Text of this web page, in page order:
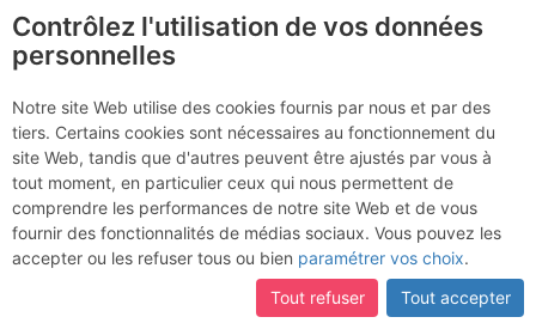
Patrick dans L1 cool
Activités
Date/heure
20 oct. 2012 10:13
Contributeur
sandrine-tetard
individuel (CC by-nc-nd)
NIKON COOLPIX L20
Contrôlez l'utilisation de vos données
personnelles
Notre site Web utilise des cookies fournis par nous et par des
tiers. Certains cookies sont nécessaires au fonctionnement du
site Web, tandis que d'autres peuvent être ajustés par vous à
tout moment, en particulier ceux qui nous permettent de
comprendre les performances de notre site Web et de vous
fournir des fonctionnalités de médias sociaux. Vous pouvez les
accepter ou les refuser tous ou bien paramétrer vos choix.
Tout refuser
Tout accepter